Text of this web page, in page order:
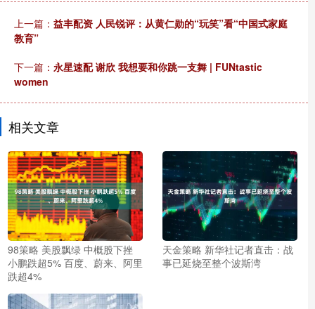
上一篇： 益丰配资 人民锐评：从黄仁勋的“玩笑”看“中国式家庭
教育”
下一篇： 永星速配 谢欣 我想要和你跳一支舞 | FUNtastic
women
相关文章
98策略 美股飘绿 中概股下挫
小鹏跌超5% 百度、蔚来、阿里
跌超4%
天金策略 新华社记者直击：战
事已延烧至整个波斯湾